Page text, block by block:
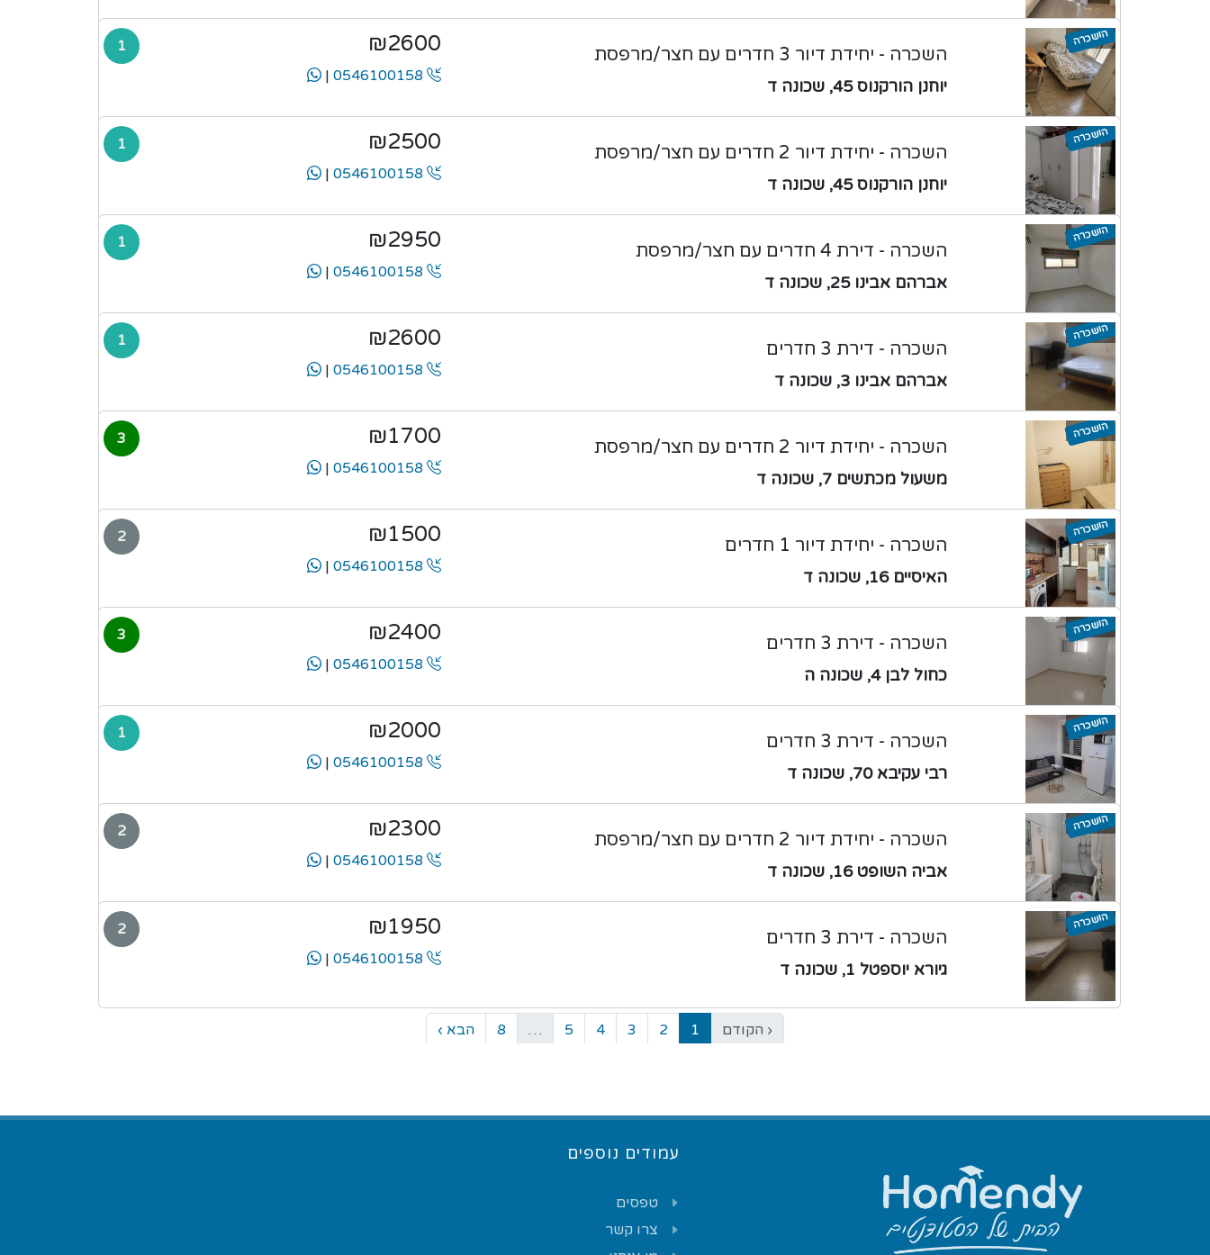
הושכרה
השכרה - יחידת דיור 3 חדרים עם חצר/מרפסת
יוחנן הורקנוס 45, שכונה ד
₪2600
|
1
הושכרה
השכרה - יחידת דיור 2 חדרים עם חצר/מרפסת
יוחנן הורקנוס 45, שכונה ד
₪2500
|
1
הושכרה
השכרה - דירת 4 חדרים עם חצר/מרפסת
אברהם אבינו 25, שכונה ד
₪2950
|
1
הושכרה
השכרה - דירת 3 חדרים
אברהם אבינו 3, שכונה ד
₪2600
|
1
הושכרה
השכרה - יחידת דיור 2 חדרים עם חצר/מרפסת
משעול מכתשים 7, שכונה ד
₪1700
|
3
הושכרה
השכרה - יחידת דיור 1 חדרים
האיסיים 16, שכונה ד
₪1500
|
2
הושכרה
השכרה - דירת 3 חדרים
כחול לבן 4, שכונה ה
₪2400
|
3
הושכרה
השכרה - דירת 3 חדרים
רבי עקיבא 70, שכונה ד
₪2000
|
1
הושכרה
השכרה - יחידת דיור 2 חדרים עם חצר/מרפסת
אביה השופט 16, שכונה ד
₪2300
|
2
הושכרה
השכרה - דירת 3 חדרים
גיורא יוספטל 1, שכונה ד
₪1950
|
2
‹ הקודם 1
2
3
4
5
…
8 הבא ›
עמודים נוספים
טפסים
צרו קשר